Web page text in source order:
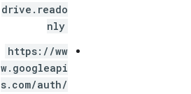
drive.reado
nly
https://ww
w.googleapi
s.com/auth/